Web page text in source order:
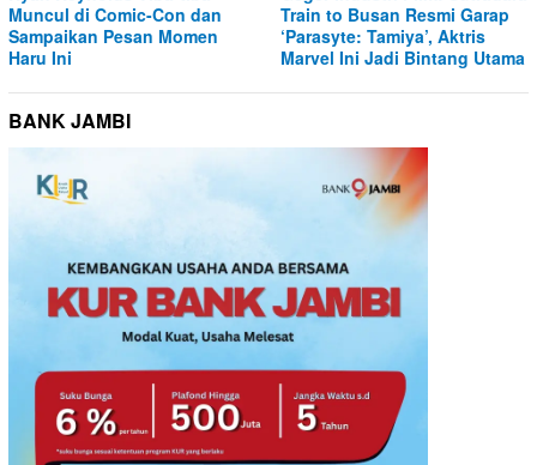
Muncul di Comic-Con dan
Sampaikan Pesan Momen
Haru Ini
Train to Busan Resmi Garap
‘Parasyte: Tamiya’, Aktris
Marvel Ini Jadi Bintang Utama
BANK JAMBI